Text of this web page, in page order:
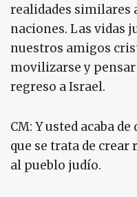
realidades similares
naciones. Las vidas
nuestros amigos
movilizarse y
regreso a Israel.
CM: Y usted acaba
que se trata de crear
al pueblo judío.